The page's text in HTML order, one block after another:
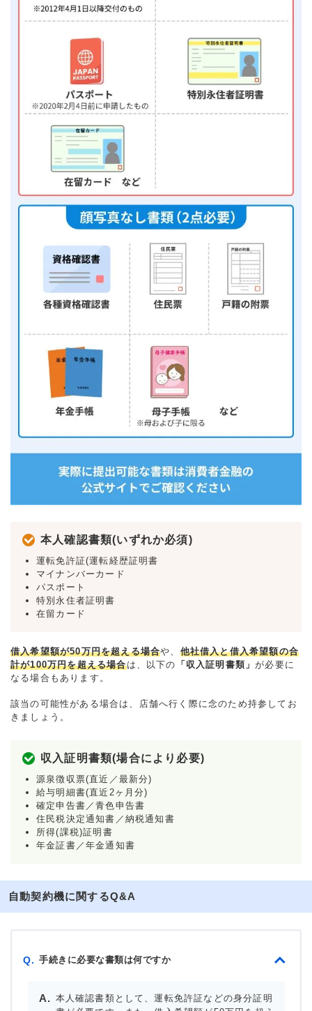
本人確認書類(いずれか必須)
運転免許証(運転経歴証明書
マイナンバーカード
パスポート
特別永住者証明書
在留カード
借入希望額が50万円を超える場合や、 他社借入と借入希望額の合
計が100万円を超える場合は、以下の 「収入証明書類」が必要に
なる場合もあります。
該当の可能性がある場合は、店舗へ行く際に念のため持参してお
きましょう。
収入証明書類(場合により必要)
源泉徴収票(直近／最新分)
給与明細書(直近2ヶ月分)
確定申告書／青色申告書
住民税決定通知書／納税通知書
所得(課税)証明書
年金証書／年金通知書
自動契約機に関するQ&A
Q. 手続きに必要な書類は何ですか
本人確認書類として、運転免許証などの身分証明